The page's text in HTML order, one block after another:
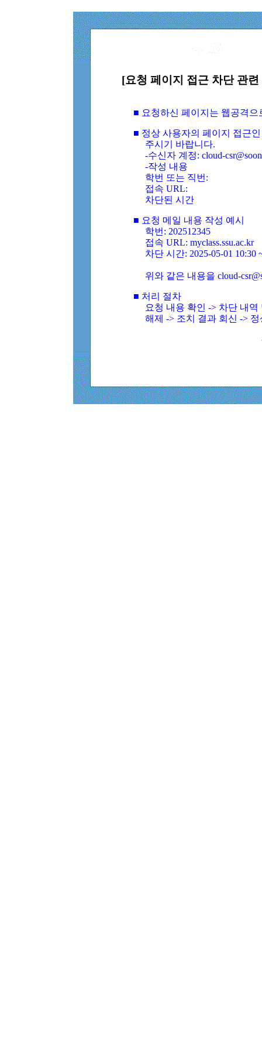
[요청 페이지 접근 차단 관
■ 요청하신 페이지는 웹공격
■ 정상 사용자의 페이지 접근
주시기 바랍니다.
-수신자 계정: cloud-
-작성 내용
학번 또는 직번:
접속 URL:
차단된 시간
■ 요청 메일 내용 작성 예시
학번: 202512345
접속 URL: myclass.ssu.ac.kr
차단 시간: 2025-05-01 10:30
위와 같은 내용을 cloud-
■ 처리 절차
요청 내용 확인 -> 차단 내
해제 -> 조치 결과 회신 ->